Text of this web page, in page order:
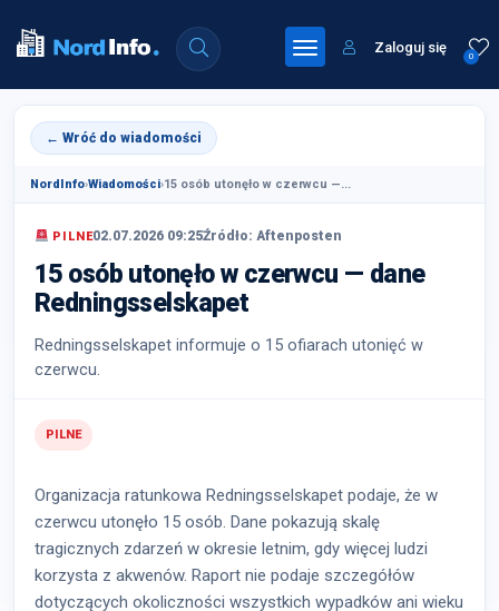
0
Zaloguj się
← Wróć do wiadomości
NordInfo›Wiadomości›15 osób utonęło w czerwcu —...
PILNE02.07.2026 09:25Źródło: Aftenposten
15 osób utonęło w czerwcu — dane
Redningsselskapet
Redningsselskapet informuje o 15 ofiarach utonięć w
czerwcu.
PILNE
Organizacja ratunkowa Redningsselskapet podaje, że w
czerwcu utonęło 15 osób. Dane pokazują skalę
tragicznych zdarzeń w okresie letnim, gdy więcej ludzi
korzysta z akwenów. Raport nie podaje szczegółów
dotyczących okoliczności wszystkich wypadków ani wieku